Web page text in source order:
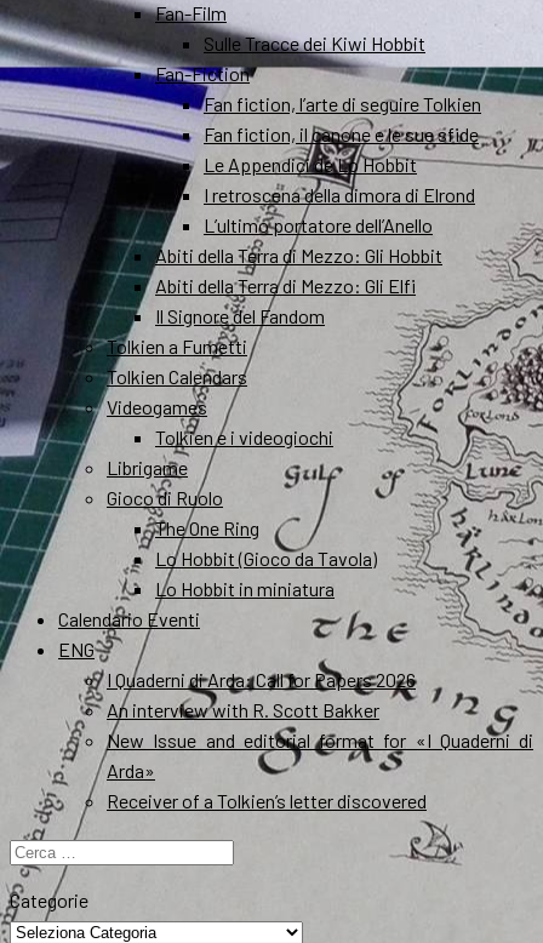
Fan-Film
Sulle Tracce dei Kiwi Hobbit
Fan-Fiction
Fan fiction, l’arte di seguire Tolkien
Fan fiction, il canone e le sue sfide
Le Appendici de Lo Hobbit
I retroscena della dimora di Elrond
L’ultimo portatore dell’Anello
Abiti della Terra di Mezzo: Gli Hobbit
Abiti della Terra di Mezzo: Gli Elfi
Il Signore del Fandom
Tolkien a Fumetti
Tolkien Calendars
Videogames
Tolkien e i videogiochi
Librigame
Gioco di Ruolo
The One Ring
Lo Hobbit (Gioco da Tavola)
Lo Hobbit in miniatura
Calendario Eventi
ENG
I Quaderni di Arda: Call for Papers 2026
An interview with R. Scott Bakker
New Issue and editorial format for «I Quaderni di
Arda»
Receiver of a Tolkien’s letter discovered
Ricerca
per:
Categorie